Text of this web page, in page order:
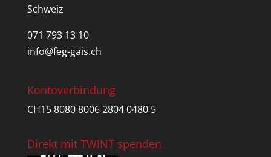
Schweiz
071 793 13 10
info@feg-gais.ch
Kontoverbindung
CH15 8080 8006 2804 0480 5
Direkt mit TWINT spenden